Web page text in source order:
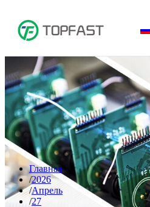
Главная
2026
Апрель
27